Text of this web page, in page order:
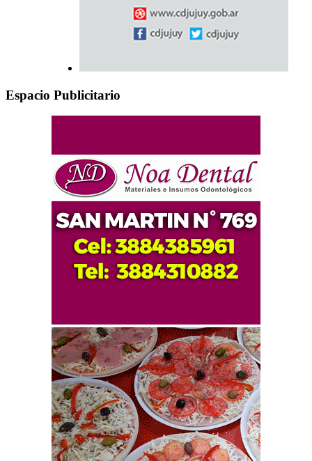
Espacio Publicitario